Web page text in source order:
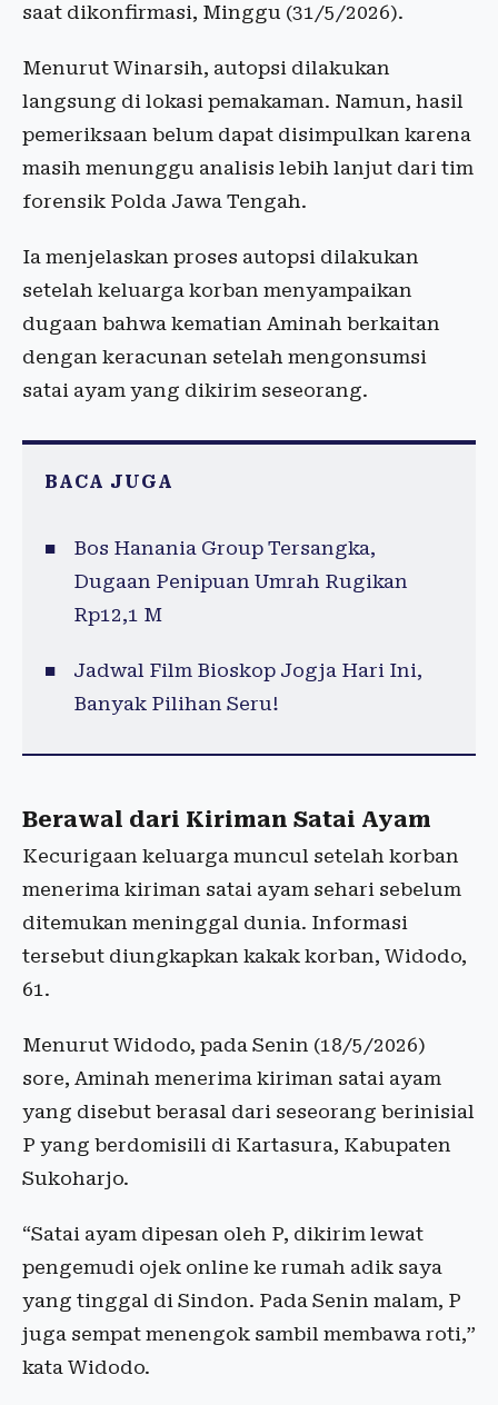
saat dikonfirmasi, Minggu (31/5/2026).
Menurut Winarsih, autopsi dilakukan
langsung di lokasi pemakaman. Namun, hasil
pemeriksaan belum dapat disimpulkan karena
masih menunggu analisis lebih lanjut dari tim
forensik Polda Jawa Tengah.
Ia menjelaskan proses autopsi dilakukan
setelah keluarga korban menyampaikan
dugaan bahwa kematian Aminah berkaitan
dengan keracunan setelah mengonsumsi
satai ayam yang dikirim seseorang.
BACA JUGA
Bos Hanania Group Tersangka,
Dugaan Penipuan Umrah Rugikan
Rp12,1 M
Jadwal Film Bioskop Jogja Hari Ini,
Banyak Pilihan Seru!
Berawal dari Kiriman Satai Ayam
Kecurigaan keluarga muncul setelah korban
menerima kiriman satai ayam sehari sebelum
ditemukan meninggal dunia. Informasi
tersebut diungkapkan kakak korban, Widodo,
61.
Menurut Widodo, pada Senin (18/5/2026)
sore, Aminah menerima kiriman satai ayam
yang disebut berasal dari seseorang berinisial
P yang berdomisili di Kartasura, Kabupaten
Sukoharjo.
“Satai ayam dipesan oleh P, dikirim lewat
pengemudi ojek online ke rumah adik saya
yang tinggal di Sindon. Pada Senin malam, P
juga sempat menengok sambil membawa roti,”
kata Widodo.